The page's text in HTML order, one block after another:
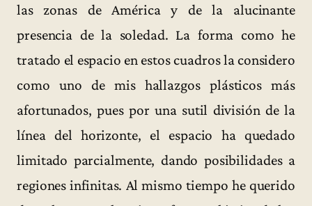
las zonas de América y de la alucinante
presencia de la soledad. La forma como he
tratado el espacio en estos cuadros la considero
como uno de mis hallazgos plásticos más
afortunados, pues por una sutil división de la
línea del horizonte, el espacio ha quedado
limitado parcialmente, dando posibilidades a
regiones infinitas. Al mismo tiempo he querido